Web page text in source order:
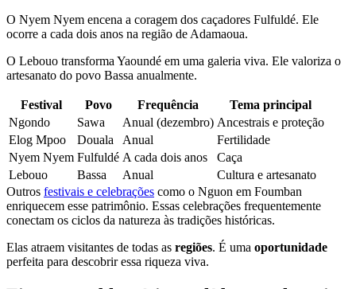
O Nyem Nyem encena a coragem dos caçadores Fulfuldé. Ele
ocorre a cada dois anos na região de Adamaoua.
O Lebouo transforma Yaoundé em uma galeria viva. Ele valoriza o
artesanato do povo Bassa anualmente.
Festival Povo Frequência
Tema principal
Ngondo
Sawa Anual (dezembro) Ancestrais e proteção
Elog Mpoo
Douala Anual
Fertilidade
Nyem Nyem Fulfuldé A cada dois anos
Caça
Lebouo
Bassa Anual
Cultura e artesanato
Outros festivais e celebrações como o Nguon em Foumban
enriquecem esse patrimônio. Essas celebrações frequentemente
conectam os ciclos da natureza às tradições históricas.
Elas atraem visitantes de todas as regiões. É uma oportunidade
perfeita para descobrir essa riqueza viva.